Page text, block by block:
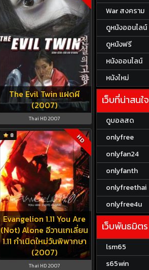
The Evil Twin แฝดผี
(2007)
Thai HD 2007
Evangelion 1.11 You Are
(Not) Alone อีวานเกเลี่ยน
1.11 กำเนิดใหม่วันพิพากษา
(2007)
8 HD
Thai HD 2007
War สงคราม
ดูหนังออนไลน์
ดูหนังฟรี
หนังออนไลน์
หนังใหม่
เว็บที่น่าสนใจ
ดูบอลสด
onlyfree
onlyfan24
onlyfanth
onlyfreethai
onlyfree4u
เว็บพันธมิตร
lsm65
s65win